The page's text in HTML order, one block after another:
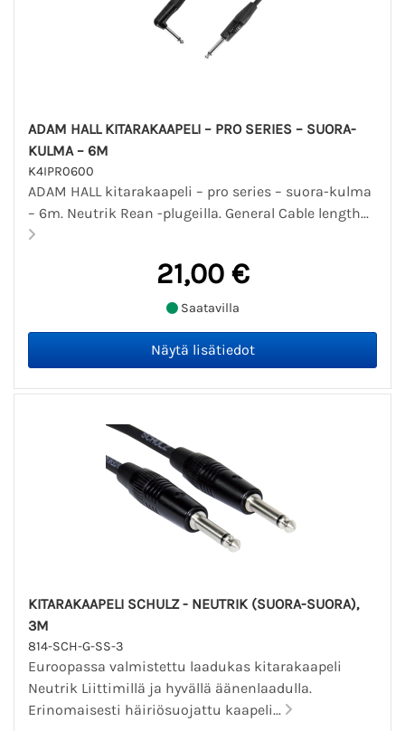
ADAM HALL KITARAKAAPELI – PRO SERIES – SUORA-
KULMA – 6M
K4IPR0600
ADAM HALL kitarakaapeli – pro series – suora-kulma
– 6m. Neutrik Rean -plugeilla. General Cable length...
21,00 €
Saatavilla
KITARAKAAPELI SCHULZ - NEUTRIK (SUORA-SUORA),
3M
814-SCH-G-SS-3
Euroopassa valmistettu laadukas kitarakaapeli
Neutrik Liittimillä ja hyvällä äänenlaadulla.
Erinomaisesti häiriösuojattu kaapeli...